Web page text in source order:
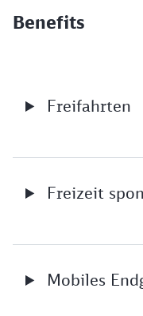
Benefits
Freifahrten
Freizeit
Mobiles